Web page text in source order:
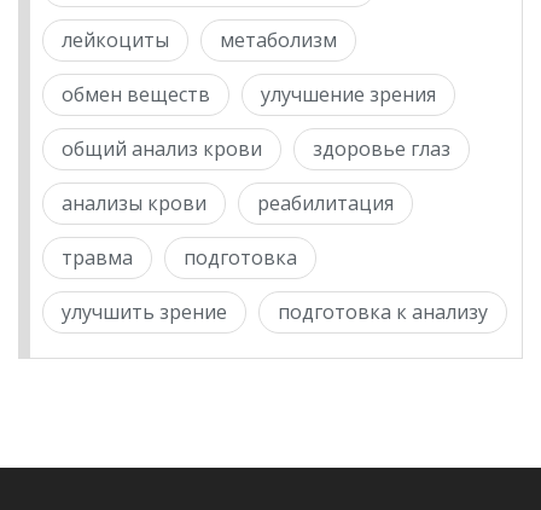
лейкоциты метаболизм
обмен веществ улучшение зрения
общий анализ крови здоровье глаз
анализы крови реабилитация
травма подготовка
улучшить зрение подготовка к анализу